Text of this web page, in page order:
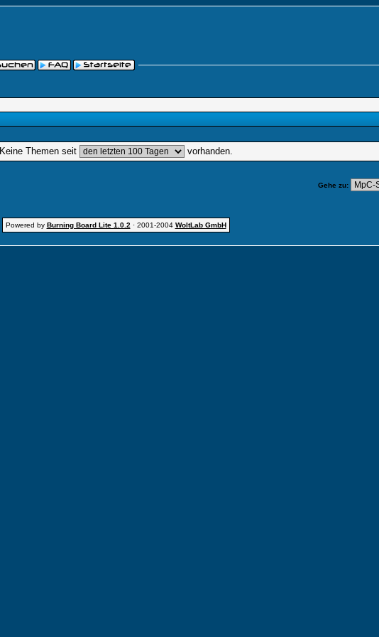
Keine Themen seit vorhanden.
Gehe zu:
Powered by Burning Board Lite 1.0.2 · 2001-2004 WoltLab GmbH